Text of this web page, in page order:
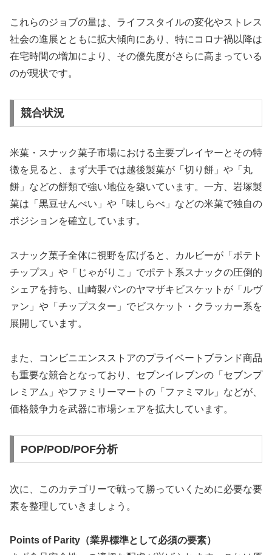
これらのジョブの量は、ライフスタイルの変化やストレス
社会の進展とともに拡大傾向にあり、特にコロナ禍以降は
在宅時間の増加により、その優先度がさらに高まっている
のが現状です。
競合状況
米菓・スナック菓子市場における主要プレイヤーとその特
徴を見ると、まず大手では越後製菓が「切り餅」や「丸
餅」などの餅類で強い地位を築いています。一方、岩塚製
菓は「黒豆せんべい」や「味しらべ」などの米菓で独自の
ポジションを確立しています。
スナック菓子全体に視野を広げると、カルビーが「ポテト
チップス」や「じゃがりこ」でポテト系スナックの圧倒的
シェアを持ち、山崎製パンのヤマザキビスケットが「ルヴ
ァン」や「チップスター」でビスケット・クラッカー系を
展開しています。
また、コンビニエンスストアのプライベートブランド商品
も重要な競合となっており、セブンイレブンの「セブンプ
レミアム」やファミリーマートの「ファミマル」などが、
価格競争力を武器に市場シェアを拡大しています。
POP/POD/POF分析
次に、このカテゴリーで戦って勝っていくために必要な要
素を整理していきましょう。
Points of Parity（業界標準として必須の要素）